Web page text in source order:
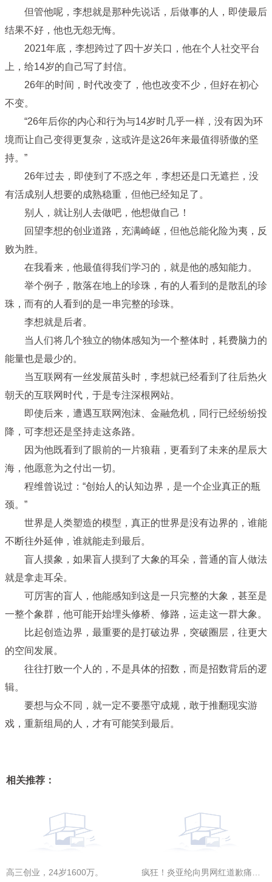
但管他呢，李想就是那种先说话，后做事的人，即使最后
结果不好，他也无怨无悔。
2021年底，李想跨过了四十岁关口，他在个人社交平台
上，给14岁的自己写了封信。
26年的时间，时代改变了，他也改变不少，但好在初心
不变。
“26年后你的内心和行为与14岁时几乎一样，没有因为环
境而让自己变得更复杂，这或许是这26年来最值得骄傲的坚
持。”
26年过去，即使到了不惑之年，李想还是口无遮拦，没
有活成别人想要的成熟稳重，但他已经知足了。
别人，就让别人去做吧，他想做自己！
回望李想的创业道路，充满崎岖，但他总能化险为夷，反
败为胜。
在我看来，他最值得我们学习的，就是他的感知能力。
举个例子，散落在地上的珍珠，有的人看到的是散乱的珍
珠，而有的人看到的是一串完整的珍珠。
李想就是后者。
当人们将几个独立的物体感知为一个整体时，耗费脑力的
能量也是最少的。
当互联网有一丝发展苗头时，李想就已经看到了往后热火
朝天的互联网时代，于是专注深根网站。
即使后来，遭遇互联网泡沫、金融危机，同行已经纷纷投
降，可李想还是坚持走这条路。
因为他既看到了眼前的一片狼藉，更看到了未来的星辰大
海，他愿意为之付出一切。
程维曾说过：“创始人的认知边界，是一个企业真正的瓶
颈。”
世界是人类塑造的模型，真正的世界是没有边界的，谁能
不断往外延伸，谁就能走到最后。
盲人摸象，如果盲人摸到了大象的耳朵，普通的盲人做法
就是拿走耳朵。
可厉害的盲人，他能感知到这是一只完整的大象，甚至是
一整个象群，他可能开始埋头修桥、修路，运走这一群大象。
比起创造边界，最重要的是打破边界，突破圈层，往更大
的空间发展。
往往打败一个人的，不是具体的招数，而是招数背后的逻
辑。
要想与众不同，就一定不要墨守成规，敢于推翻现实游
戏，重新组局的人，才有可能笑到最后。
相关推荐：
高三创业，24岁1600万。